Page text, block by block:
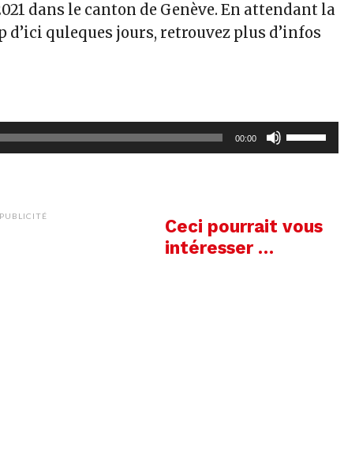
dans le canton de Genève. En attendant la
d’ici quleques jours, retrouvez plus d’infos
00:00
Utilisez
les
PUBLICITÉ
Ceci pourrait vous
intéresser …